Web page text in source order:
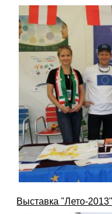
Выставка "Лето-